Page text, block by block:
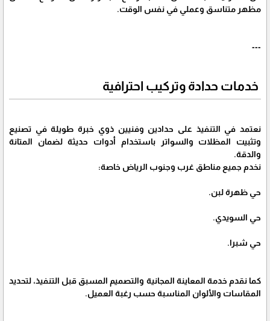
مظهر متناسق وعملي في نفس الوقت.
---
خدمات حدادة وتركيب احترافية
نعتمد في التنفيذ على حدادين وفنيين ذوي خبرة طويلة في تصنيع
وتثبيت المظلات والسواتر باستخدام أدوات حديثة لضمان المتانة
والدقة.
نخدم جميع مناطق غرب وجنوب الرياض خاصة:
حي ظهرة لبن.
حي السويدي.
حي شبرا.
كما نقدم خدمة المعاينة المجانية والتصميم المسبق قبل التنفيذ، لتحديد
المقاسات والألوان المناسبة حسب رغبة العميل.